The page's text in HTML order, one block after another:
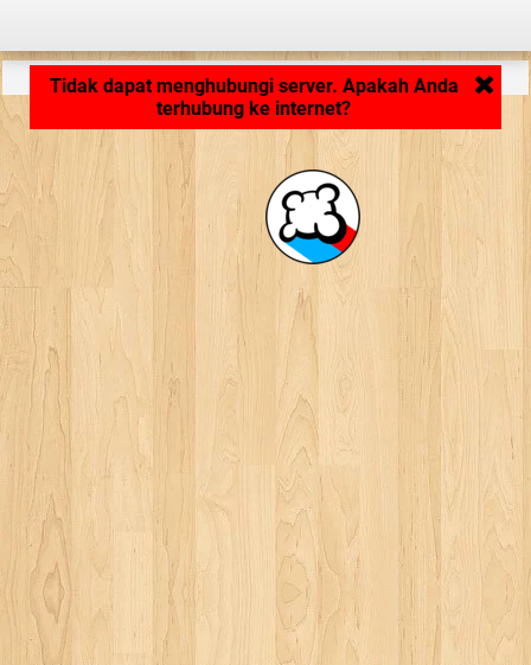
Memuat aplikasi ... ...